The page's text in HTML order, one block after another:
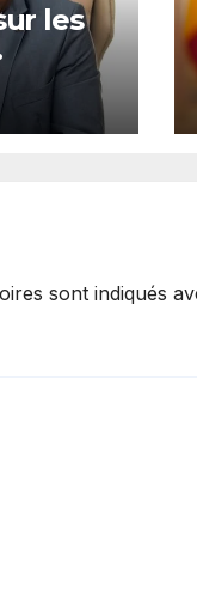
les
:
soutien
sont indiqués